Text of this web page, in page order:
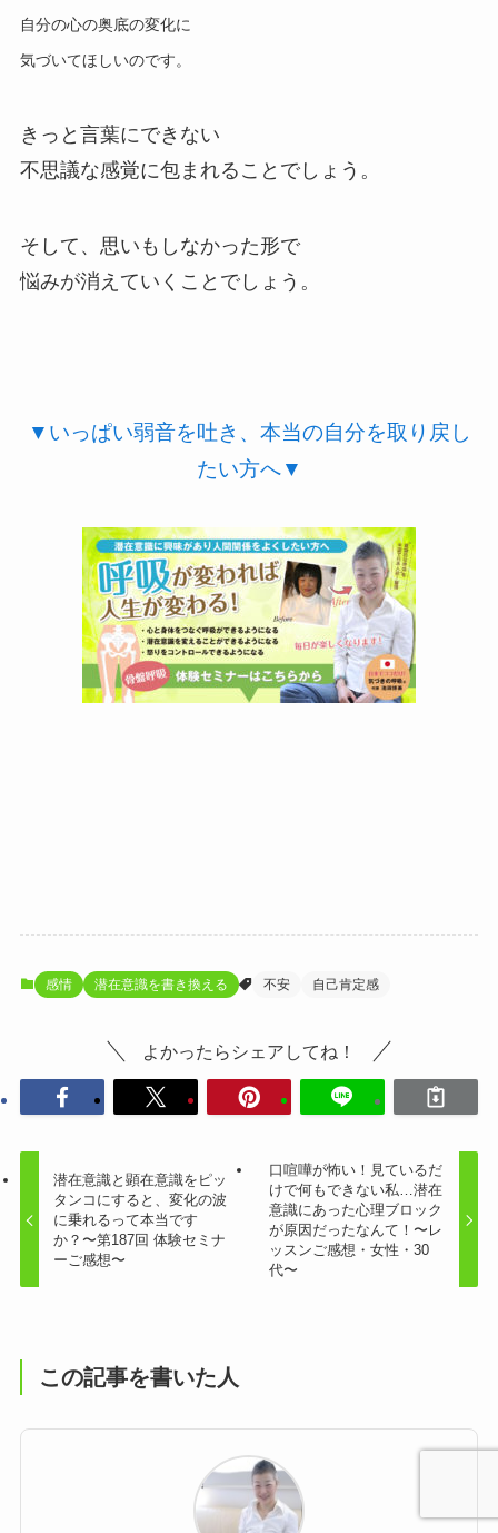
自分の心の奥底の変化に
気づいてほしいのです。
きっと言葉にできない
不思議な感覚に包まれることでしょう。
そして、思いもしなかった形で
悩みが消えていくことでしょう。
▼いっぱい弱音を吐き、本当の自分を取り戻し
たい方へ▼
感情 潜在意識を書き換える 不安 自己肯定感
よかったらシェアしてね！
潜在意識と顕在意識をピッ
タンコにすると、変化の波
に乗れるって本当です
か？〜第187回 体験セミナ
ーご感想〜
口喧嘩が怖い！見ているだ
けで何もできない私…潜在
意識にあった心理ブロック
が原因だったなんて！〜レ
ッスンご感想・女性・30
代〜
この記事を書いた人